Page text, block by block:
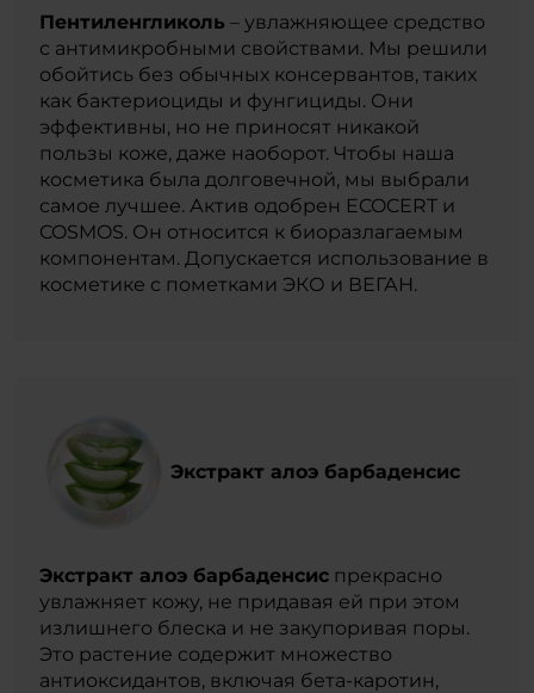
Пентиленгликоль – увлажняющее средство
с антимикробными свойствами. Мы решили
обойтись без обычных консервантов, таких
как бактериоциды и фунгициды. Они
эффективны, но не приносят никакой
пользы коже, даже наоборот. Чтобы наша
косметика была долговечной, мы выбрали
самое лучшее. Актив одобрен ECOCERT и
COSMOS. Он относится к биоразлагаемым
компонентам. Допускается использование в
косметике с пометками ЭКО и ВЕГАН.
Экстракт алоэ барбаденсис
Экстракт алоэ барбаденсис прекрасно
увлажняет кожу, не придавая ей при этом
излишнего блеска и не закупоривая поры.
Это растение содержит множество
антиоксидантов, включая бета-каротин,